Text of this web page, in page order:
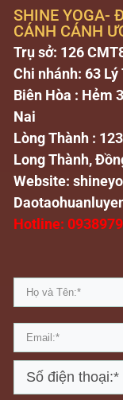
SHINE YOGA-
CÁNH CÁNH
Trụ sở: 126
Chi nhánh: 63
Biên Hòa : Hẻm
Nai
Lòng Thành :
Long Thành,
Website:
Hotline: